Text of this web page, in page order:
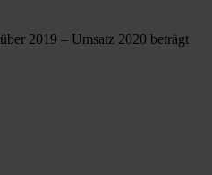
2019 – Umsatz 2020 beträgt